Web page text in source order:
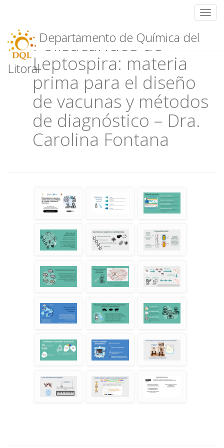
content
Departamento de Química del
Litoral
Polisacáridos de
Leptospira: materia
prima para el diseño
de vacunas y métodos
de diagnóstico – Dra.
Carolina Fontana